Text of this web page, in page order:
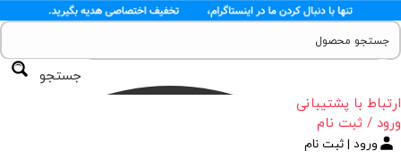
جستجو
ارتباط با پشتیبانی
ورود / ثبت نام
ورود | ثبت نام